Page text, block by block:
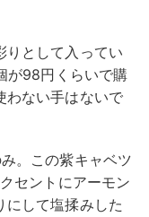
りとして入ってい
が98円くらいで購
わない手はないで
。この紫キャベツ
セントにアーモン
にして塩揉みした